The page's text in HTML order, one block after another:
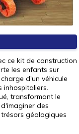
ce kit de construction
les enfants sur
d'un véhicule
inhospitaliers.
transformant le
des
géologiques